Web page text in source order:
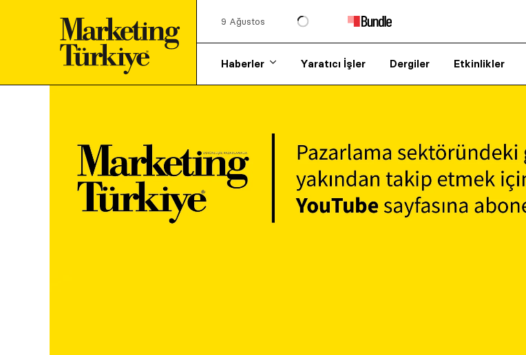
9 Ağustos
Haberler Yaratıcı İşler Dergiler Etkinlikler